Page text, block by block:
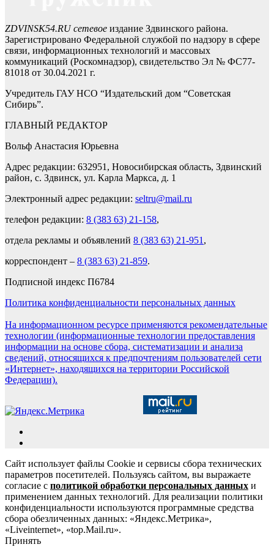
ZDVINSK54.RU сетевое издание Здвинского района.
Зарегистрировано Федеральной службой по надзору в сфере
связи, информационных технологий и массовых
коммуникаций (Роскомнадзор), свидетельство Эл № ФС77-
81018 от 30.04.2021 г.
Учредитель ГАУ НСО “Издательский дом “Советская
Сибирь”.
ГЛАВНЫЙ РЕДАКТОР
Вольф Анастасия Юрьевна
Адрес редакции: 632951, Новосибирская область, Здвинский
район, с. Здвинск, ул. Карла Маркса, д. 1
Электронный адрес редакции: seltru@mail.ru
телефон редакции: 8 (383 63) 21-158,
отдела рекламы и объявлений 8 (383 63) 21-951 ,
корреспондент – 8 (383 63) 21-859.
Подписной индекс П6784
Политика конфиденциальности персональных данных
На информационном ресурсе применяются рекомендательные
технологии (информационные технологии предоставления
информации на основе сбора, систематизации и анализа
сведений, относящихся к предпочтениям пользователей сети
«Интернет», находящихся на территории Российской
Федерации).
Сайт использует файлы Cookie и сервисы сбора технических
параметров посетителей. Пользуясь сайтом, вы выражаете
согласие с политикой обработки персональных данных и
применением данных технологий. Для реализации политики
конфиденциальности используются программные средства
сбора обезличенных данных: «Яндекс.Метрика»,
«Liveinternet», «top.Mail.ru».
Принять